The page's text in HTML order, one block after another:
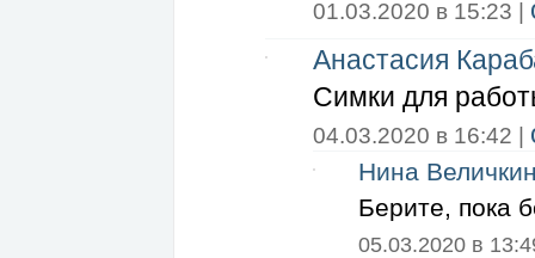
01.03.2020 в 15:23 |
Анастасия
Симки для
04.03.2020 в 16:42 |
Нина
Берите, пока
05.03.2020 в